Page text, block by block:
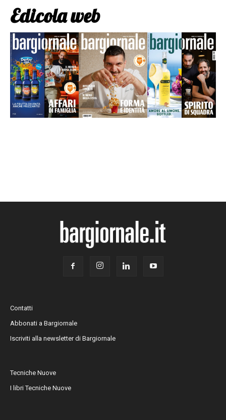
Edicola web
Contatti
Abbonati a Bargiornale
Iscriviti alla newsletter di Bargiornale
Tecniche Nuove
I libri Tecniche Nuove